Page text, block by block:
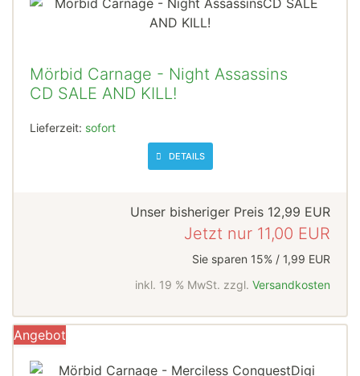
Mörbid Carnage - Night Assassins
CD SALE AND KILL!
Lieferzeit: sofort
DETAILS
Unser bisheriger Preis 12,99 EUR
Jetzt nur 11,00 EUR
Sie sparen 15% / 1,99 EUR
inkl. 19 % MwSt. zzgl. Versandkosten
Angebot